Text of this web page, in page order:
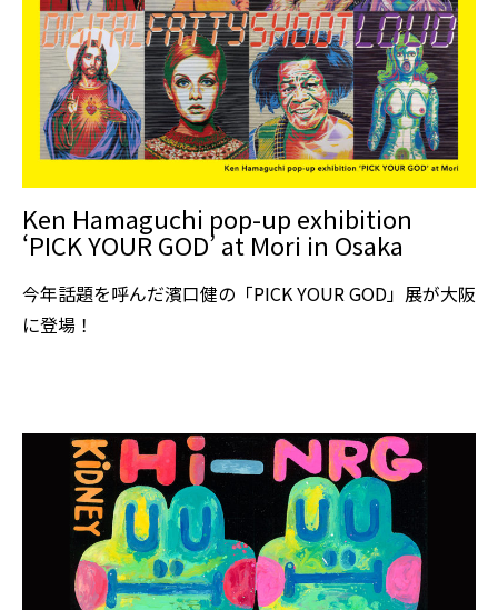
Ken Hamaguchi pop-up exhibition
‘PICK YOUR GOD’ at Mori in Osaka
今年話題を呼んだ濱口健の「PICK YOUR GOD」展が大阪
に登場！